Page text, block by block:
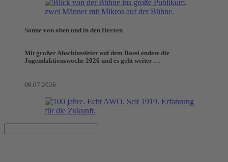
Sonne von oben und in den Herzen
Mit großer Abschlussfeier auf dem Bassi endete die
Jugendaktionswoche 2026 und es geht weiter …
09.07.2026